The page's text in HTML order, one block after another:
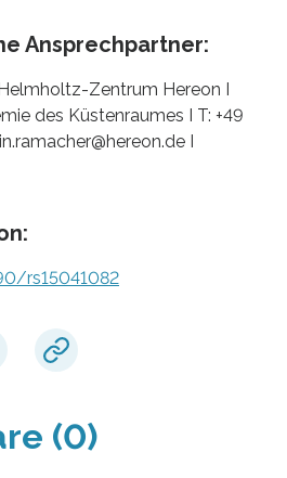
Ansprechpartner:
Zentrum Hereon I
des Küstenraumes I T: +49
I
rs15041082
(0)